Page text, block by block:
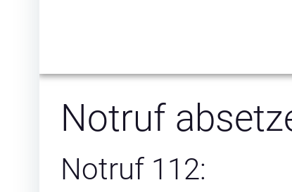
Notruf
Notruf 112: